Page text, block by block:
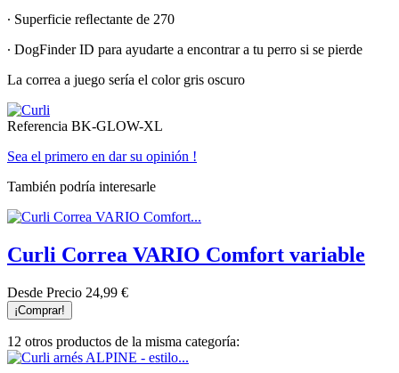
∙ Superficie reﬂectante de 270
∙ DogFinder ID para ayudarte a encontrar a tu perro si se pierde
La correa a juego sería el color gris oscuro
Referencia BK-GLOW-XL
Sea el primero en dar su opinión !
También podría interesarle
Curli Correa VARIO Comfort variable
Desde Precio 24,99 €
¡Comprar!
12 otros productos de la misma categoría: